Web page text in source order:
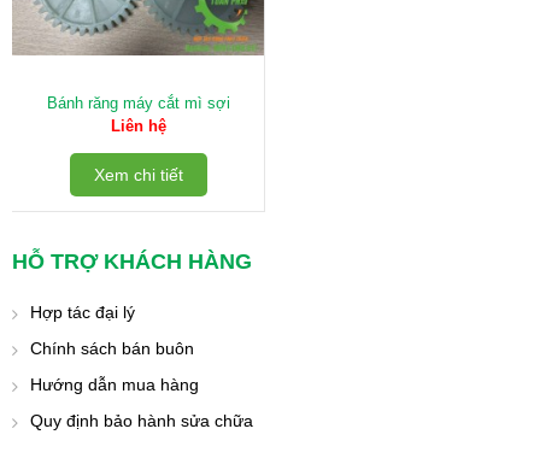
Bánh răng máy cắt mì sợi
Liên hệ
Xem chi tiết
HỖ TRỢ KHÁCH HÀNG
Hợp tác đại lý
Chính sách bán buôn
Hướng dẫn mua hàng
Quy định bảo hành sửa chữa